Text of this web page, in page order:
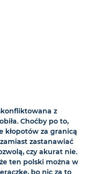
z
Choćby po to,
kłopotów za granicą
zastanawiać
czy akurat nie.
ten polski można w
bo nic za to